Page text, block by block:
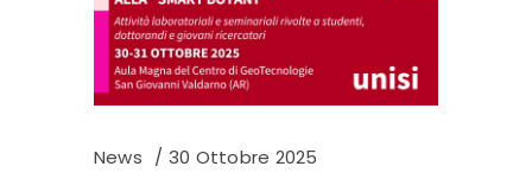
News 30 Ottobre 2025